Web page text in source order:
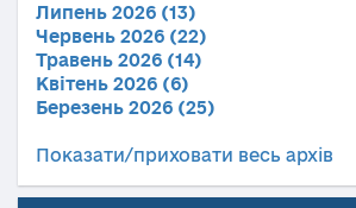
Липень 2026 (13)
Червень 2026 (22)
Травень 2026 (14)
Квітень 2026 (6)
Березень 2026 (25)
Показати/приховати весь архів